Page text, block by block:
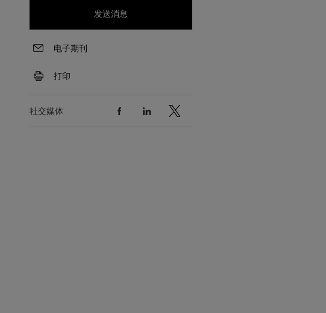
发送消息
电子期刊
打印
社交媒体